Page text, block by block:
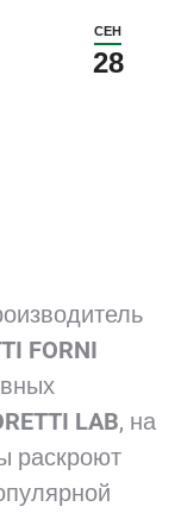
СЕН
28
FORNI
LAB, на
раскроют